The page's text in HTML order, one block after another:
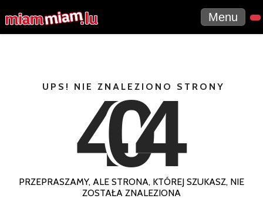
Menu
UPS! NIE ZNALEZIONO STRONY
404
PRZEPRASZAMY, ALE STRONA, KTÓREJ SZUKASZ, NIE
ZOSTAŁA ZNALEZIONA